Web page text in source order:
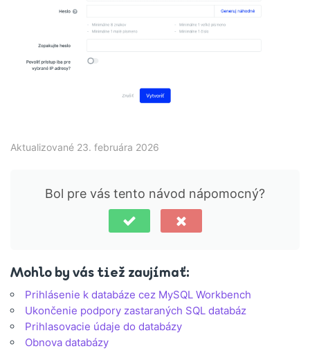
Aktualizované 23. februára 2026
Bol pre vás tento návod nápomocný?
Mohlo by vás tiež zaujímať:
Prihlásenie k databáze cez MySQL Workbench
Ukončenie podpory zastaraných SQL databáz
Prihlasovacie údaje do databázy
Obnova databázy